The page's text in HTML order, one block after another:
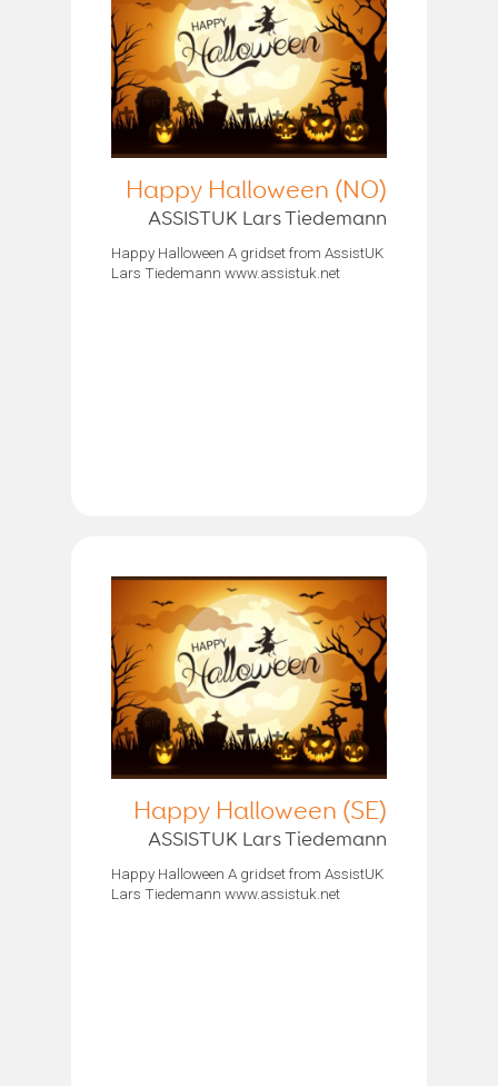
Happy Halloween (NO)
ASSISTUK Lars Tiedemann
Happy Halloween A gridset from AssistUK
Lars Tiedemann www.assistuk.net
Happy Halloween (SE)
ASSISTUK Lars Tiedemann
Happy Halloween A gridset from AssistUK
Lars Tiedemann www.assistuk.net